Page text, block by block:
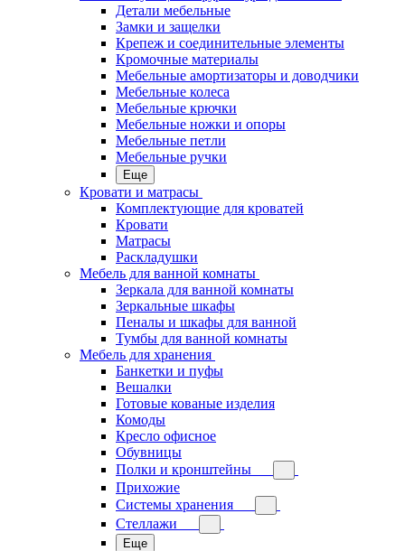
Детали мебельные
Замки и защелки
Крепеж и соединительные элементы
Кромочные материалы
Мебельные амортизаторы и доводчики
Мебельные колеса
Мебельные крючки
Мебельные ножки и опоры
Мебельные петли
Мебельные ручки
Еще
Кровати и матрасы
Комплектующие для кроватей
Кровати
Матрасы
Раскладушки
Мебель для ванной комнаты
Зеркала для ванной комнаты
Зеркальные шкафы
Пеналы и шкафы для ванной
Тумбы для ванной комнаты
Мебель для хранения
Банкетки и пуфы
Вешалки
Готовые кованые изделия
Комоды
Кресло офисное
Обувницы
Полки и кронштейны
Прихожие
Системы хранения
Стеллажи
Еще